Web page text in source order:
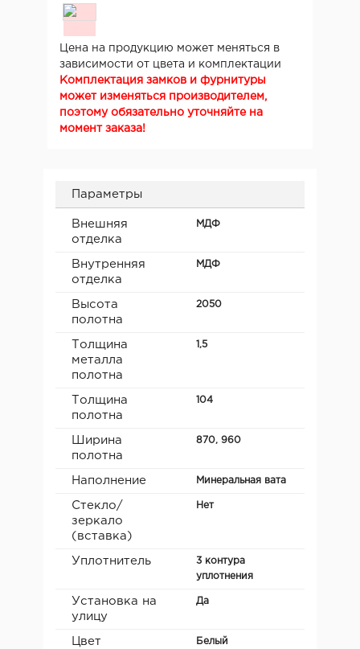
Цена на продукцию может меняться в
зависимости от цвета и комплектации
Комплектация замков и фурнитуры
может изменяться производителем,
поэтому обязательно уточняйте на
момент заказа!
Параметры
Внешняя
отделка
МДФ
Внутренняя
отделка
МДФ
Высота
полотна
2050
Толщина
металла
полотна
1,5
Толщина
полотна
104
Ширина
полотна
870, 960
Наполнение Минеральная вата
Стекло/
зеркало
(вставка)
Нет
Уплотнитель
3 контура
уплотнения
Установка на
улицу
Да
Цвет Белый